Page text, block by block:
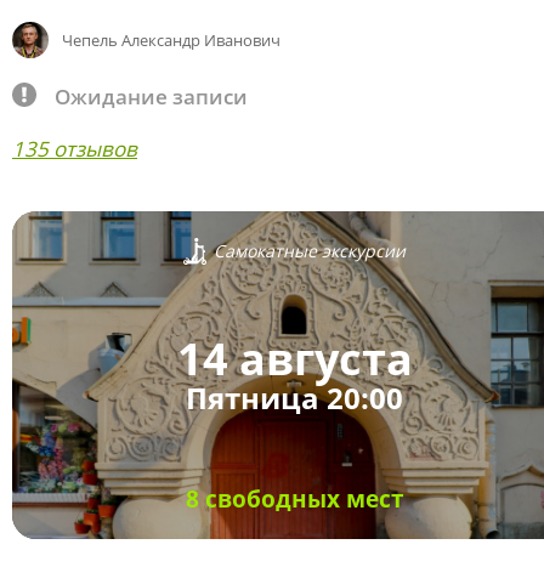
Чепель Александр Иванович
Ожидание записи
135 отзывов
Самокатные экскурсии
14 августа
Пятница 20:00
8 свободных мест